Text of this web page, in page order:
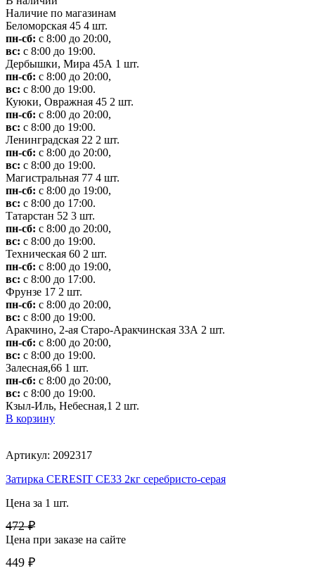
Наличие по магазинам
Беломорская 45 4 шт.
пн-сб: с 8:00 до 20:00,
вс: с 8:00 до 19:00.
Дербышки, Мира 45А 1 шт.
пн-сб: с 8:00 до 20:00,
вс: с 8:00 до 19:00.
Куюки, Овражная 45 2 шт.
пн-сб: с 8:00 до 20:00,
вс: с 8:00 до 19:00.
Ленинградская 22 2 шт.
пн-сб: с 8:00 до 20:00,
вс: с 8:00 до 19:00.
Магистральная 77 4 шт.
пн-сб: с 8:00 до 19:00,
вс: с 8:00 до 17:00.
Татарстан 52 3 шт.
пн-сб: с 8:00 до 20:00,
вс: с 8:00 до 19:00.
Техническая 60 2 шт.
пн-сб: с 8:00 до 19:00,
вс: с 8:00 до 17:00.
Фрунзе 17 2 шт.
пн-сб: с 8:00 до 20:00,
вс: с 8:00 до 19:00.
Аракчино, 2-ая Старо-Аракчинская 33А 2 шт.
пн-сб: с 8:00 до 20:00,
вс: с 8:00 до 19:00.
Залесная,66 1 шт.
пн-сб: с 8:00 до 20:00,
вс: с 8:00 до 19:00.
Кзыл-Иль, Небесная,1 2 шт.
В корзину
Артикул: 2092317
Затирка CERESIT CE33 2кг серебристо-серая
Цена за 1 шт.
472 ₽
Цена при заказе на сайте
449 ₽